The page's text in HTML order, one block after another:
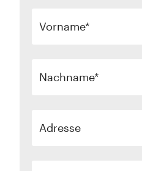
Vorname
Nachname
Adresse